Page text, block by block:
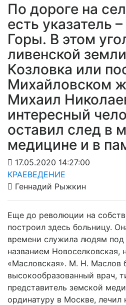
По дороге на
есть указатель
Горы. В этом
ливенской
Козловка или
Михайловском
Михаил
интересный
оставил след в
медицине и в
17.05.2020 14:27:00
КРАЕВЕДЕНИЕ
Геннадий Рыжкин
Еще до революции на
построил здесь больницу.
времени служила людям
названием Новоселковская,
«Масловская». М. Н. Маслов
высокообразованный врач,
представитель земской
ординатуру в Москве, лечил